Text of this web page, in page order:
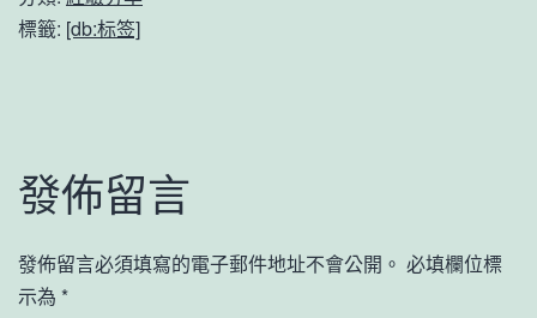
標籤: [db:标签]
發佈留言
發佈留言必須填寫的電子郵件地址不會公開。 必填欄位標
示為 *